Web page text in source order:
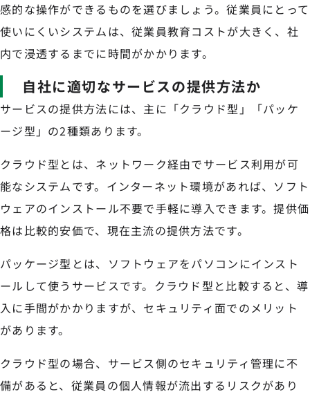
感的な操作ができるものを選びましょう。従業員にとって
使いにくいシステムは、従業員教育コストが大きく、社
内で浸透するまでに時間がかかります。
自社に適切なサービスの提供方法か
サービスの提供方法には、主に「クラウド型」「パッケ
ージ型」の2種類あります。
クラウド型とは、ネットワーク経由でサービス利用が可
能なシステムです。インターネット環境があれば、ソフト
ウェアのインストール不要で手軽に導入できます。提供価
格は比較的安価で、現在主流の提供方法です。
パッケージ型とは、ソフトウェアをパソコンにインスト
ールして使うサービスです。クラウド型と比較すると、導
入に手間がかかりますが、セキュリティ面でのメリット
があります。
クラウド型の場合、サービス側のセキュリティ管理に不
備があると、従業員の個人情報が流出するリスクがあり